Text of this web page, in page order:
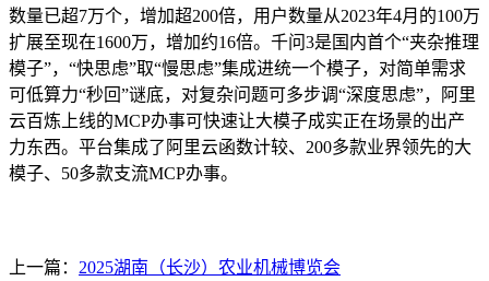
数量已超7万个，增加超200倍，用户数量从2023年4月的100万
扩展至现在1600万，增加约16倍。千问3是国内首个“夹杂推理
模子”，“快思虑”取“慢思虑”集成进统一个模子，对简单需求
可低算力“秒回”谜底，对复杂问题可多步调“深度思虑”，阿里
云百炼上线的MCP办事可快速让大模子成实正在场景的出产
力东西。平台集成了阿里云函数计较、200多款业界领先的大
模子、50多款支流MCP办事。
上一篇： 2025湖南（长沙）农业机械博览会